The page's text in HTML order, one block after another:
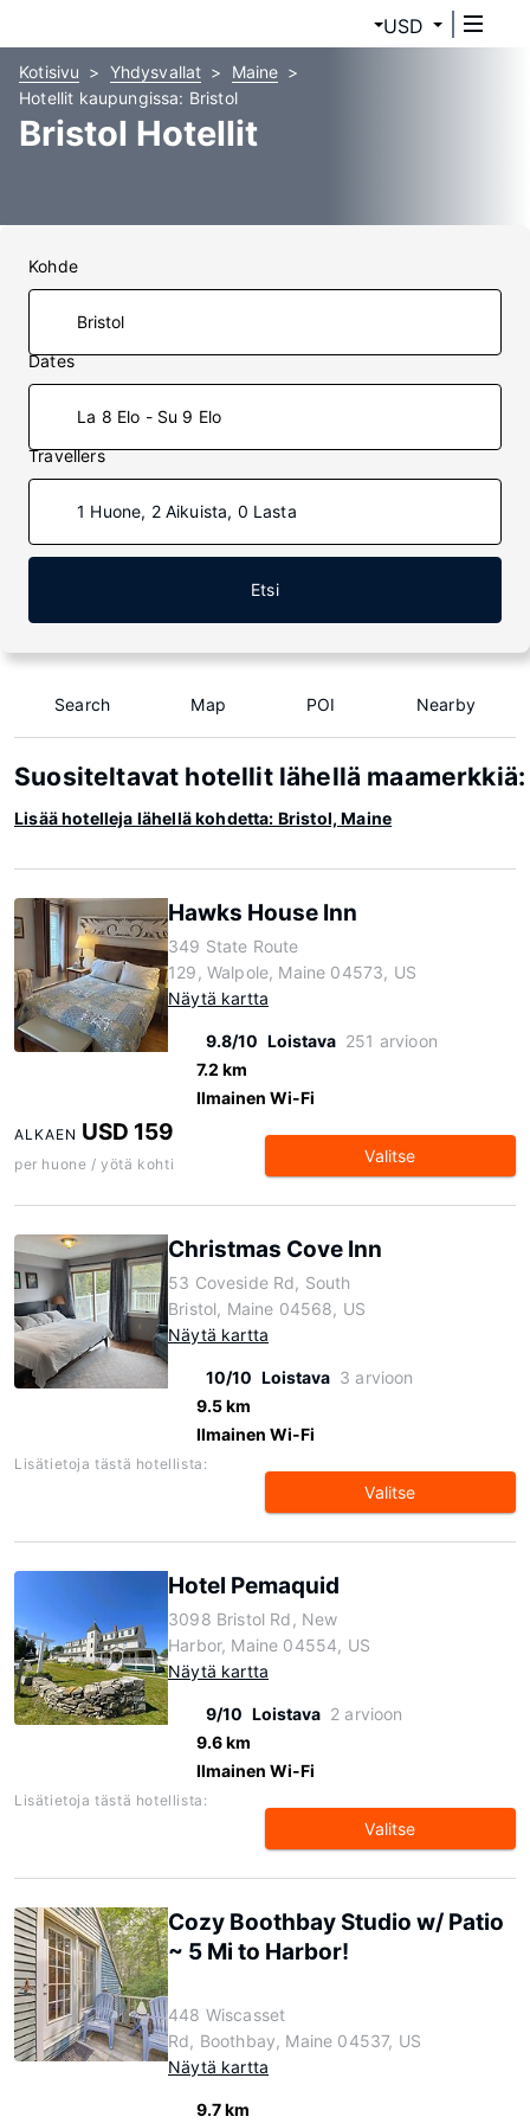
USD
Kotisivu Yhdysvallat
Maine
Hotellit kaupungissa: Bristol
Bristol Hotellit
Kohde
Dates
La 8 Elo - Su 9 Elo
Travellers
1 Huone, 2 Aikuista, 0 Lasta
Etsi
Search Map POI Nearby
Suositeltavat hotellit lähellä
Lisää hotelleja lähellä kohdetta: Bristol, Maine
Hawks House Inn
349 State Route
129, Walpole, Maine 04573, US
Näytä kartta
9.8/10 Loistava 251 arvioon
7.2 km
Ilmainen Wi-Fi
ALKAEN USD 159
per huone / yötä kohti Valitse
Christmas Cove Inn
53 Coveside Rd, South
Bristol, Maine 04568, US
Näytä kartta
10/10 Loistava 3 arvioon
9.5 km
Ilmainen Wi-Fi
Lisätietoja tästä hotellista:
Valitse
Hotel Pemaquid
3098 Bristol Rd, New
Harbor, Maine 04554, US
Näytä kartta
9/10 Loistava 2 arvioon
9.6 km
Ilmainen Wi-Fi
Lisätietoja tästä hotellista:
Valitse
Cozy Boothbay Studio w/ Patio
~ 5 Mi to Harbor!
448 Wiscasset
Rd, Boothbay, Maine 04537, US
Näytä kartta
9.7 km